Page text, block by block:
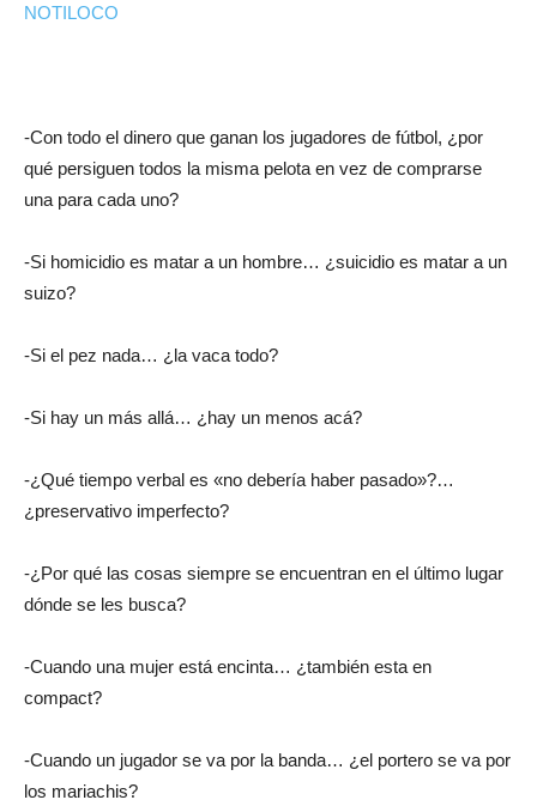
NOTILOCO
-Con todo el dinero que ganan los jugadores de fútbol, ¿por
qué persiguen todos la misma pelota en vez de comprarse
una para cada uno?
-Si homicidio es matar a un hombre… ¿suicidio es matar a un
suizo?
-Si el pez nada… ¿la vaca todo?
-Si hay un más allá… ¿hay un menos acá?
-¿Qué tiempo verbal es «no debería haber pasado»?…
¿preservativo imperfecto?
-¿Por qué las cosas siempre se encuentran en el último lugar
dónde se les busca?
-Cuando una mujer está encinta… ¿también esta en
compact?
-Cuando un jugador se va por la banda… ¿el portero se va por
los mariachis?